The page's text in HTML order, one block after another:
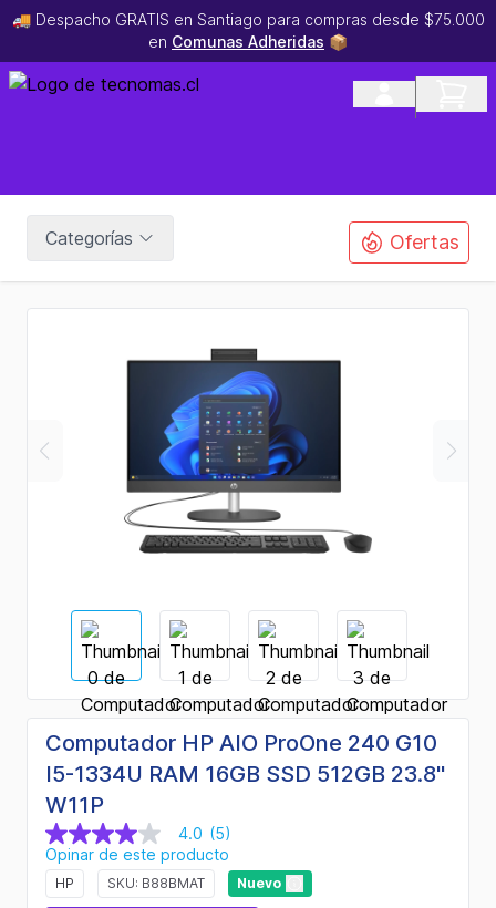
🚚 Despacho GRATIS en Santiago para compras desde $75.000
en Comunas Adheridas 📦
Categorías Ofertas
Computador HP AIO ProOne 240 G10
I5-1334U RAM 16GB SSD 512GB 23.8"
W11P
4.0
de
5
estrellas,
4.0 (5)
Opinar de este producto
HP SKU: B88BMAT Nuevo